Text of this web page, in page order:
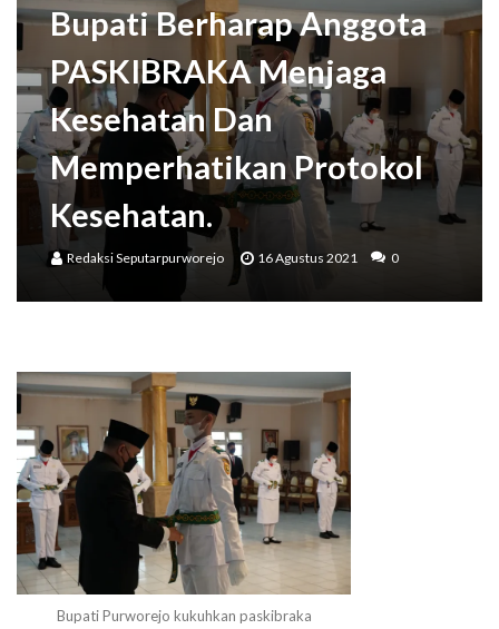
Bupati Berharap Anggota
PASKIBRAKA Menjaga
Kesehatan Dan
Memperhatikan Protokol
Kesehatan.
Redaksi Seputarpurworejo 16 Agustus 2021 0
Bupati Purworejo kukuhkan paskibraka